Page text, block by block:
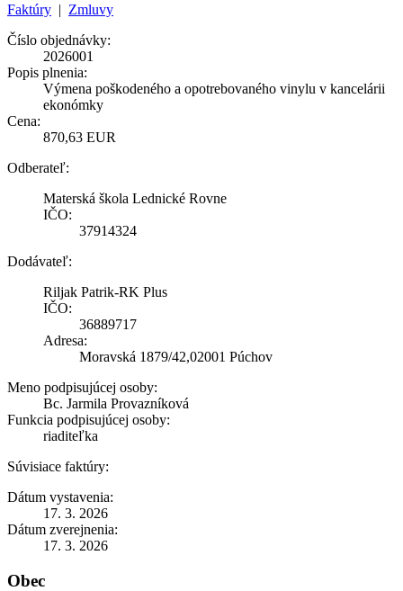
Faktúry | Zmluvy
Číslo objednávky:
2026001
Popis plnenia:
Výmena poškodeného a opotrebovaného vinylu v kancelárii
ekonómky
Cena:
870,63 EUR
Odberateľ:
Materská škola Lednické Rovne
IČO:
37914324
Dodávateľ:
Riljak Patrik-RK Plus
IČO:
36889717
Adresa:
Moravská 1879/42,02001 Púchov
Meno podpisujúcej osoby:
Bc. Jarmila Provazníková
Funkcia podpisujúcej osoby:
riaditeľka
Súvisiace faktúry:
Dátum vystavenia:
17. 3. 2026
Dátum zverejnenia:
17. 3. 2026
Obec